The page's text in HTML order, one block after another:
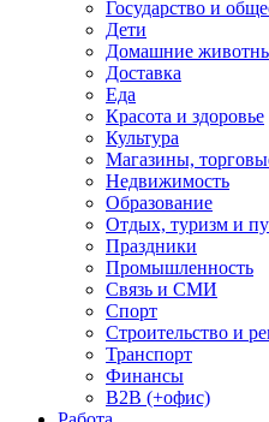
Государство и
Дети
Домашние
Доставка
Еда
Красота и здоровье
Культура
Магазины,
Недвижимость
Образование
Отдых, туризм и
Праздники
Промышленность
Связь и СМИ
Спорт
Строительство и
Транспорт
Финансы
B2B (+офис)